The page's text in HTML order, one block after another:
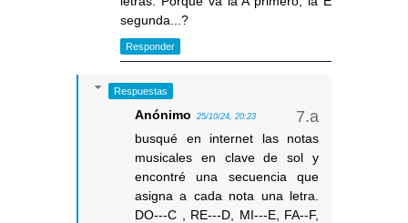
segunda...?
Responder
Respuestas
Anónimo 25/10/24, 20:23
busqué en internet las notas
musicales en clave de sol y
encontré una secuencia que
asigna a cada nota una letra.
DO---C , RE---D, MI---E, FA--F,